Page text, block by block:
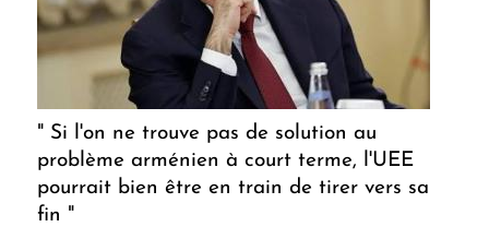
" Si l'on ne trouve pas de solution au
problème arménien à court terme, l'UEE
pourrait bien être en train de tirer vers sa
fin "